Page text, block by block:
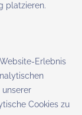
platzieren.
Erlebnis
Cookies zu